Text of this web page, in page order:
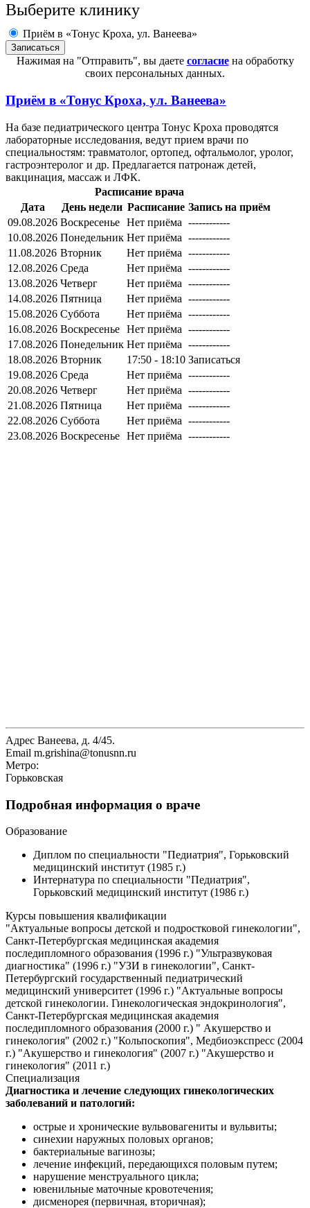
Выберите клинику
Приём в «Тонус Кроха, ул. Ванеева»
Нажимая на "Отправить", вы даете согласиена обработку
своих персональных данных.
Приём в «Тонус Кроха, ул. Ванеева»
На базе педиатрического центра Тонус Кроха проводятся
лабораторные исследования, ведут прием врачи по
специальностям: травматолог, ортопед, офтальмолог, уролог,
гастроэнтеролог и др. Предлагается патронаж детей,
вакцинация, массаж и ЛФК.
Расписание врача
Дата
День недели Расписание Запись на приём
09.08.2026 Воскресенье Нет приёма ------------
10.08.2026 Понедельник Нет приёма ------------
11.08.2026 Вторник Нет приёма ------------
12.08.2026 Среда Нет приёма ------------
13.08.2026 Четверг Нет приёма ------------
14.08.2026 Пятница Нет приёма ------------
15.08.2026 Суббота Нет приёма ------------
16.08.2026 Воскресенье Нет приёма ------------
17.08.2026 Понедельник Нет приёма ------------
18.08.2026 Вторник 17:50 - 18:10 Записаться
19.08.2026 Среда Нет приёма ------------
20.08.2026 Четверг Нет приёма ------------
21.08.2026 Пятница Нет приёма ------------
22.08.2026 Суббота Нет приёма ------------
23.08.2026 Воскресенье Нет приёма ------------
Адрес Ванеева, д. 4/45.
Email m.grishina@tonusnn.ru
Метро:
Горьковская
Подробная информация о враче
Образование
Диплом по специальности "Педиатрия", Горьковский
медицинский институт (1985 г.)
Интернатура по специальности "Педиатрия",
Горьковский медицинский институт (1986 г.)
Курсы повышения квалификации
"Актуальные вопросы детской и подростковой гинекологии",
Санкт-Петербургская медицинская академия
последипломного образования (1996 г.) "Ультразвуковая
диагностика" (1996 г.) "УЗИ в гинекологии", Санкт-
Петербургский государственный педиатрический
медицинский университет (1996 г.) "Актуальные вопросы
детской гинекологии. Гинекологическая эндокринология",
Санкт-Петербургская медицинская академия
последипломного образования (2000 г.) " Акушерство и
гинекология" (2002 г.) "Кольпоскопия", Медбиоэкспресс (2004
г.) "Акушерство и гинекология" (2007 г.) "Акушерство и
гинекология" (2011 г.)
Специализация
Диагностика и лечение следующих гинекологических
заболеваний и патологий:
острые и хронические вульвовагениты и вульвиты;
синехии наружных половых органов;
бактериальные вагинозы;
лечение инфекций, передающихся половым путем;
нарушение менструального цикла;
ювенильные маточные кровотечения;
дисменорея (первичная, вторичная);